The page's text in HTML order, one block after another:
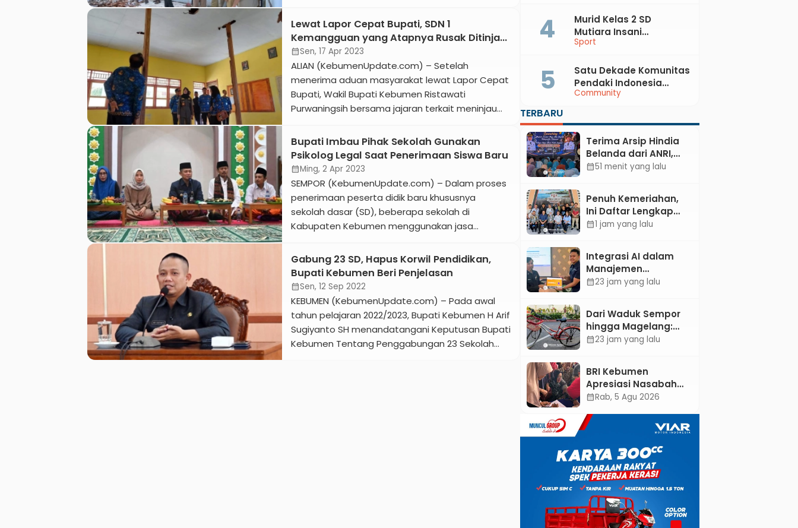
sudah rapuh dan belum sempat diperbaiki.
Ditambah lagi dengan hujan yang turun
beberapa hari terakhir. Sekda Kabupaten
Kebumen Edi Rianto saat meninjau lokasi
menyatakan keprihatinan atas […]
Lewat Lapor Cepat Bupati, SDN 1
Kemangguan yang Atapnya Rusak Ditinjau
Wabup Ristawati
calendar_monthSen, 17 Apr 2023
ALIAN (KebumenUpdate.com) – Setelah
menerima aduan masyarakat lewat Lapor Cepat
Bupati, Wakil Bupati Kebumen Ristawati
Purwaningsih bersama jajaran terkait meninjau
yang bangunannya mengalami kerusakan.
Kerusakan yang dialami yakni atap gedung
sekolah khususnya ruang kelas V hampir roboh
sehingga harus ditopang menggunakan kayu.
Kerusakan ini menyebabkan ruangan tidak dapat
digunakan […]
Bupati Imbau Pihak Sekolah Gunakan
Psikolog Legal Saat Penerimaan Siswa Baru
calendar_monthMing, 2 Apr 2023
SEMPOR (KebumenUpdate.com) – Dalam proses
penerimaan peserta didik baru khususnya
sekolah dasar (SD), beberapa sekolah di
Kabupaten Kebumen menggunakan jasa
karakter. Hal tersebut disalahgunakan oleh
oknum yang mengaku sebagai psikolog dan
menawarkan jasa psikotes untuk penerimaan
peserta didik sekolah dasar (SD) di wilayah
Kecamatan Karangsambung. Baca juga: Ini
Penggalangan Dana yang […]
Gabung 23 SD, Hapus Korwil Pendidikan,
Bupati Kebumen Beri Penjelasan
calendar_monthSen, 12 Sep 2022
KEBUMEN (KebumenUpdate.com) – Pada awal
tahun pelajaran 2022/2023, Bupati Kebumen H Arif
Sugiyanto SH menandatangani Keputusan Bupati
Kebumen Tentang Penggabungan 23 Sekolah
Sport
Murid Kelas 2 SD
Mutiara Insani
Muhammadiyah
dan Perak di Kejurda
Tapak Suci Kebumen
2026
Community
Satu Dekade Komunitas
Pendaki Indonesia
Korwil Kebumen:
Merawat Cinta Alam di
Pesisir Selatan
TERBARU
Terima Arsip Hindia
Belanda dari ANRI,
Pemkab Kebumen
dan Literasi
Pertanian
calendar_month51 menit yang lalu
Penuh Kemeriahan,
Ini Daftar Lengkap
Agenda Peringatan
Kabupaten Kebumen
calendar_month1 jam yang lalu
Integrasi AI dalam
Manajemen
Pendayagunaan ZIS
Unggulan Lazismu
Kebumen
calendar_month23 jam yang lalu
Dari Waduk Sempor
hingga Magelang:
Mengayuh Kembali
calendar_month23 jam yang lalu
BRI Kebumen
Apresiasi Nasabah
Pensiunan Melalui
Kesehatan Gratis
Hingga Sosialisasi
Otentikasi Taspen
calendar_monthRab, 5 Agu 2026